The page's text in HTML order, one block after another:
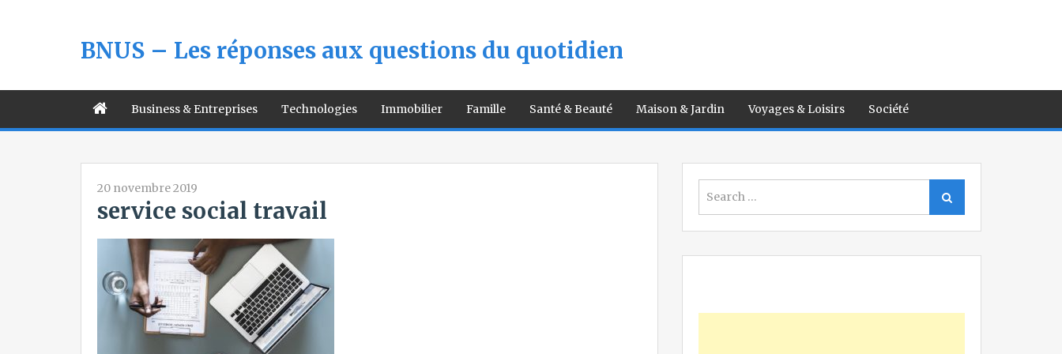
BNUS – Les réponses aux questions du quotidien
Business & Entreprises Technologies Immobilier Famille Santé & Beauté Maison & Jardin Voyages & Loisirs Société
20 novembre 2019
service social travail
for:
Search